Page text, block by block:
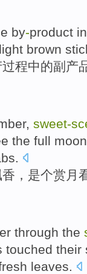
by-product
light brown
过程中的副产
, sweet-
the full moon
.
， 是个赏月
through the
touched their
leaves.